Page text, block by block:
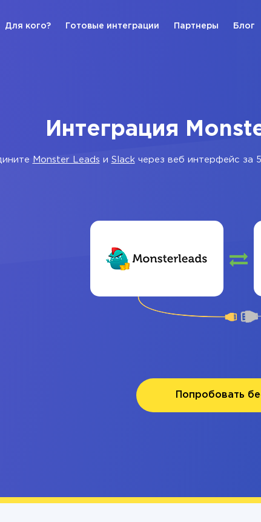
Для кого? Готовые интеграции Партнеры Блог
Интеграция
Monster Leads и Slackчерез веб интерфейс за
Попробовать